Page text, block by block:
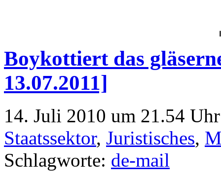
Boykottiert das
13.07.2011]
14. Juli 2010 um 21.54
Staatssektor, Juristisches,
Schlagworte: de-mail